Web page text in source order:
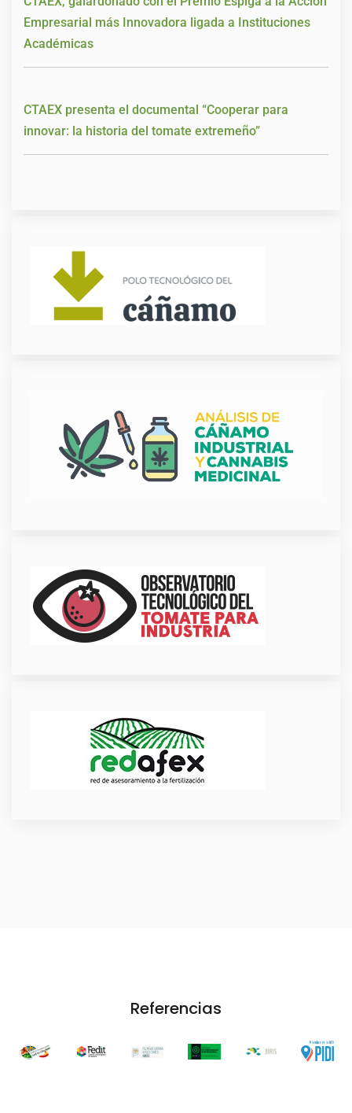
Empresarial más Innovadora ligada a Instituciones
Académicas
CTAEX presenta el documental “Cooperar para
innovar: la historia del tomate extremeño”
Referencias